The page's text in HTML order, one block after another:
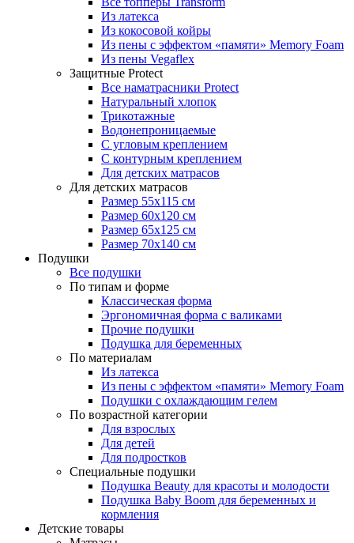
Из латекса
Из кокосовой койры
Из пены с эффектом «памяти» Memory Foam
Из пены Vegaflex
Защитные Protect
Все наматрасники Protect
Натуральный хлопок
Трикотажные
Водонепроницаемые
С угловым креплением
С контурным креплением
Для детских матрасов
Для детских матрасов
Размер 55x115 см
Размер 60x120 см
Размер 65x125 см
Размер 70x140 см
Подушки
Все подушки
По типам и форме
Классическая форма
Эргономичная форма с валиками
Прочие подушки
Подушка для беременных
По материалам
Из латекса
Из пены с эффектом «памяти» Memory Foam
Подушки с охлаждающим гелем
По возрастной категории
Для взрослых
Для детей
Для подростков
Специальные подушки
Подушка Beauty для красоты и молодости
Подушка Baby Boom для беременных и
кормления
Детские товары